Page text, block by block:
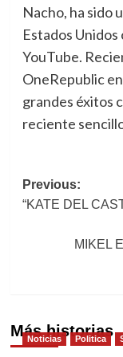
Nacho, ha sido
Estados Unidos
YouTube.
OneRepublic
grandes éxitos
reciente
Post
Previous:
“KATE DEL
MIKEL
Más historias
Noticias Politica